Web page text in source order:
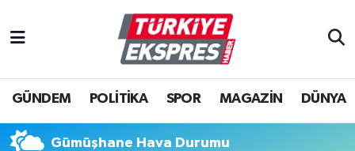
GÜNDEM POLİTİKA SPOR MAGAZİN DÜNYA
Gümüşhane Hava Durumu
İstanbul Nöbetçi Eczaneler
İstanbul Hava Durumu
İstanbul Namaz Vakitleri